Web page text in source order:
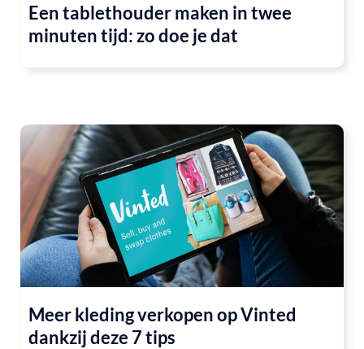
Een tablethouder maken in twee
minuten tijd: zo doe je dat
Meer kleding verkopen op Vinted
dankzij deze 7 tips